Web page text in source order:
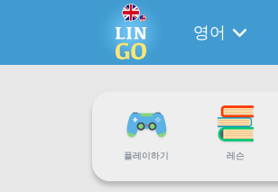
영어
플레이하기 레슨